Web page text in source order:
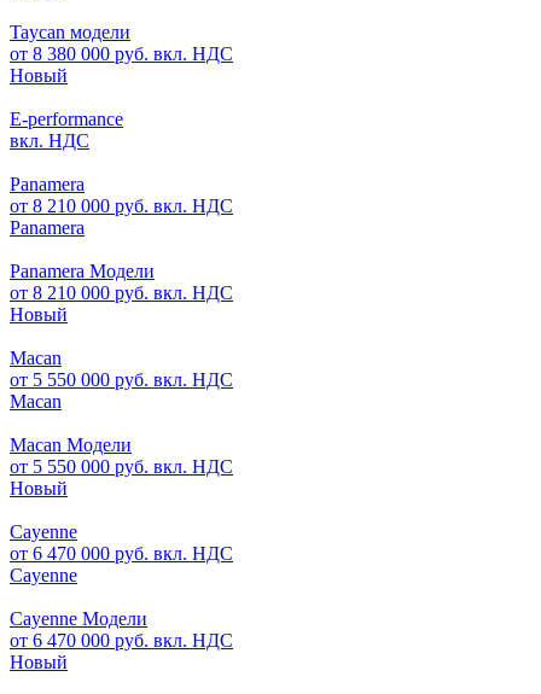
Taycan модели
от 8 380 000 руб. вкл. НДС
Новый
E-performance
вкл. НДС
Panamera
от 8 210 000 руб. вкл. НДС
Panamera
Panamera Модели
от 8 210 000 руб. вкл. НДС
Новый
Macan
от 5 550 000 руб. вкл. НДС
Macan
Macan Модели
от 5 550 000 руб. вкл. НДС
Новый
Cayenne
от 6 470 000 руб. вкл. НДС
Cayenne
Cayenne Модели
от 6 470 000 руб. вкл. НДС
Новый